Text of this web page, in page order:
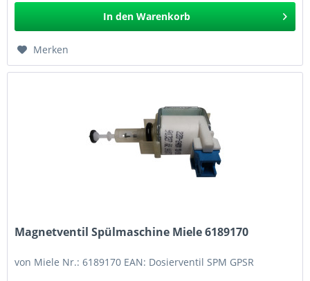
In den Warenkorb
Merken
Magnetventil Spülmaschine Miele 6189170
von Miele Nr.: 6189170 EAN: Dosierventil SPM GPSR